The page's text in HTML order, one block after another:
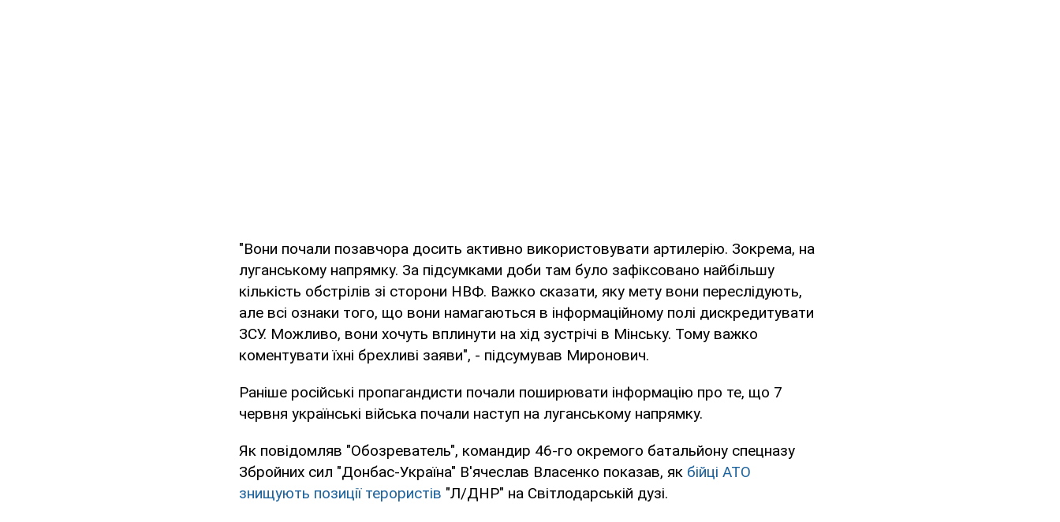
"Вони почали позавчора досить активно використовувати артилерію. Зокрема, на
луганському напрямку. За підсумками доби там було зафіксовано найбільшу
кількість обстрілів зі сторони НВФ. Важко сказати, яку мету вони переслідують,
але всі ознаки того, що вони намагаються в інформаційному полі дискредитувати
ЗСУ. Можливо, вони хочуть вплинути на хід зустрічі в Мінську. Тому важко
коментувати їхні брехливі заяви", - підсумував Миронович.
Раніше російські пропагандисти почали поширювати інформацію про те, що 7
червня українські війська почали наступ на луганському напрямку.
Як повідомляв "Обозреватель", командир 46-го окремого батальйону спецназу
Збройних сил "Донбас-Україна" В'ячеслав Власенко показав, як бійці АТО
знищують позиції терористів "Л/ДНР" на Світлодарській дузі.